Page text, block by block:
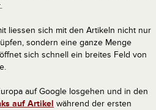
liessen sich mit den Artikeln nicht nur
sondern eine ganze Menge
sich schnell ein breites Feld von
auf Google losgehen und in den
auf Artikel während der ersten